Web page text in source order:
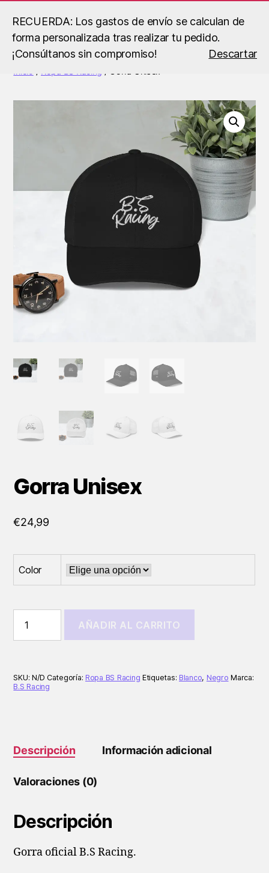
RECUERDA: Los gastos de envío se calculan de
forma personalizada tras realizar tu pedido.
¡Consúltanos sin compromiso!
Descartar
Buscar
B.S
Gorra Unisex
€24,99
Color
Unisex
cantidad
AÑADIR AL CARRITO
SKU:N/D Categoría: Ropa BS Racing Etiquetas: Blanco, Negro Marca:
B.S Racing
Descripción Información adicional
Valoraciones (0)
Descripción
Gorra oficial B.S Racing.